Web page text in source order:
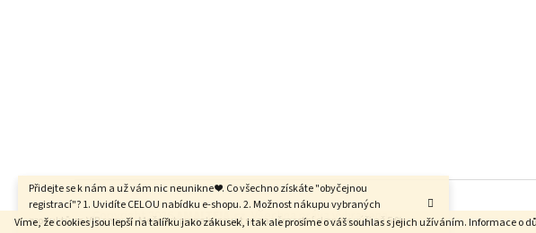
Víme, že cookies jsou lepší na talířku jako zákusek, i tak ale prosíme o váš souhlas s jejich užíváním. Informace o
Přidejte se k nám a už vám nic neunikne ❤️. Co všechno získáte "obyčejnou
registrací"? 1. Uvidíte CELOU nabídku e-shopu. 2. Možnost nákupu vybraných
produktů za VIP ceny. 3. Možnost pronakupovat se na věrnostní slevy ve výši až 5 %.
Copyright 2026 AMALTEIA.cz . Všechna práva vyhrazena.